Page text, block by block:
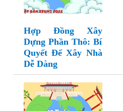
Hợp Đồng Xây
Dựng Phần Thô: Bí
Quyết Để Xây Nhà
Dễ Dàng